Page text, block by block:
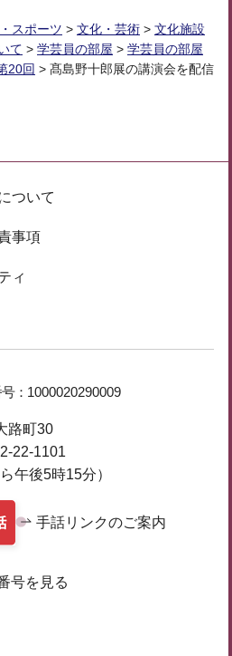
スポーツ > 文化・芸術 > 文化施設
て > 学芸員の部屋 > 学芸員の部屋
20回 > 髙島野十郎展の講演会を配信
ついて
事項
ィ
： 1000020290009
路町30
22-1101
午後5時15分）
手話リンクのご案内
号を見る